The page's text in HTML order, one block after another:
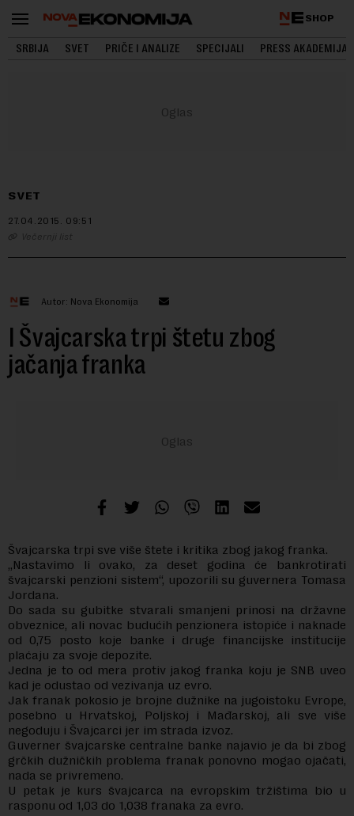
SHOP
SRBIJA SVET PRIČE I ANALIZE SPECIJALI PRESS AKADEMIJA
SVET
27.04.2015. 09:51
Večernji list
Autor: Nova Ekonomija
I Švajcarska trpi štetu zbog
jačanja franka
Švajcarska trpi sve više štete i kritika zbog jakog franka.
„Nastavimo li ovako, za deset godina će bankrotirati
švajcarski penzioni sistem“, upozorili su guvernera Tomasa
Jordana.
Do sada su gubitke stvarali smanjeni prinosi na državne
obveznice, ali novac budućih penzionera istopiće i naknade
od 0,75 posto koje banke i druge financijske institucije
plaćaju za svoje depozite.
Jedna je to od mera protiv jakog franka koju je SNB uveo
kad je odustao od vezivanja uz evro.
Jak franak pokosio je brojne dužnike na jugoistoku Evrope,
posebno u Hrvatskoj, Poljskoj i Mađarskoj, ali sve više
negoduju i Švajcarci jer im strada izvoz.
Guverner švajcarske centralne banke najavio je da bi zbog
grčkih dužničkih problema franak ponovno mogao ojačati,
nada se privremeno.
U petak je kurs švajcarca na evropskim tržištima bio u
rasponu od 1,03 do 1,038 franaka za evro.